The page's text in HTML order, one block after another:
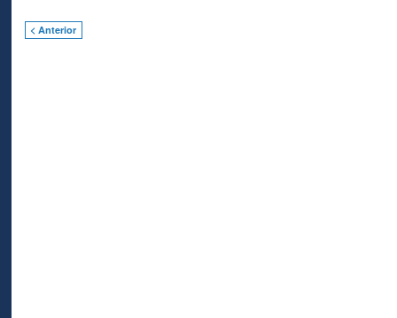
< Anterior